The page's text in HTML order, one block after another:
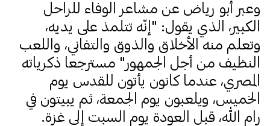
وعبر أبو رياض عن مشاعر الوفاء للراحل
الكبير، الذي يقول: "إنّه تتلمذ على يديه،
وتعلم منه الأخلاق والذوق والتفاني، واللعب
النظيف من أجل الجمهور" مسترجعا ذكرياته
المصري، عندما كانون يأتون للقدس يوم
الخميس، ويلعبون يوم الجمعة، ثم يبيتون في
رام الله، قبل العودة يوم السبت إلى غزة.